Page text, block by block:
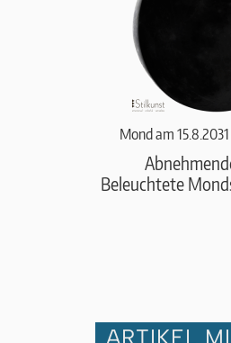
Mond am
Beleuchtete
ARTIKEL